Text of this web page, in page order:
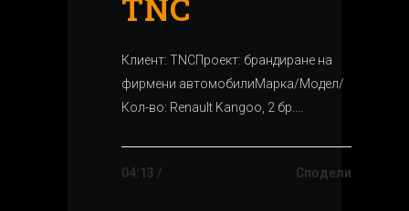
Клиент: TNCПроект: брандиране на
фирмени автомобилиМарка/Модел/
Кол-во: Renault Kangoo, 2 бр....
04:13 / Сподели